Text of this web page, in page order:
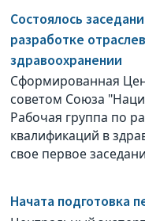
Состоялось
разработке
здравоохранении
Сформированная
советом Союза
Рабочая группа по
квалификаций в
свое первое
Начата подготовка